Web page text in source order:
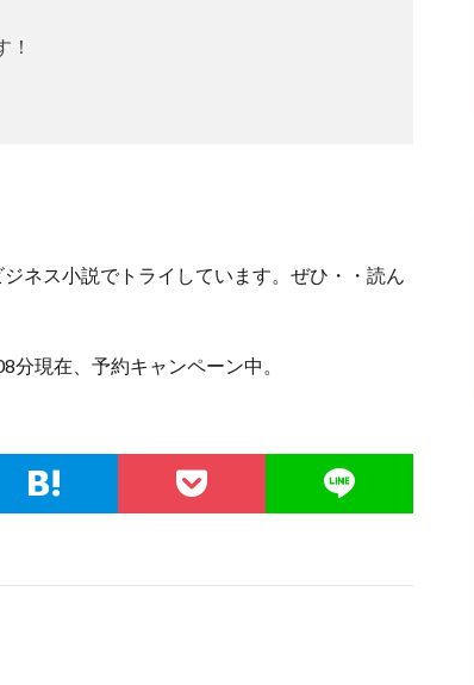
！
ネス小説でトライしています。ぜひ・・読ん
現在、予約キャンペーン中。